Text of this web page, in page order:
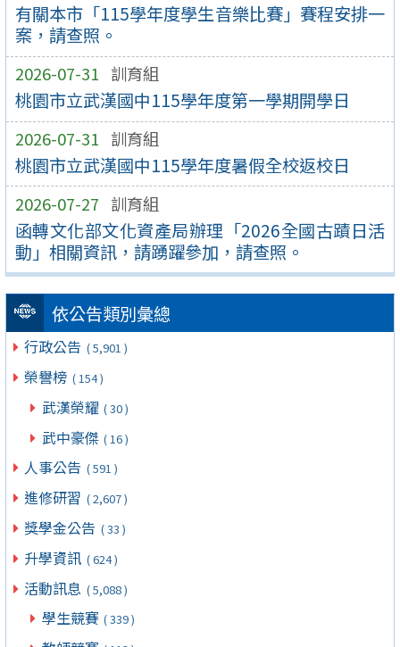
有關本市「115學年度學生音樂比賽」賽程安排一
案，請查照。
2026-07-31 訓育組
桃園市立武漢國中115學年度第一學期開學日
2026-07-31 訓育組
桃園市立武漢國中115學年度暑假全校返校日
2026-07-27 訓育組
函轉文化部文化資產局辦理「2026全國古蹟日活
動」相關資訊，請踴躍參加，請查照。
依公告類別彙總
行政公告 ( 5,901 )
榮譽榜 ( 154 )
武漢榮耀 ( 30 )
武中豪傑 ( 16 )
人事公告 ( 591 )
進修研習 ( 2,607 )
獎學金公告 ( 33 )
升學資訊 ( 624 )
活動訊息 ( 5,088 )
學生競賽 ( 339 )